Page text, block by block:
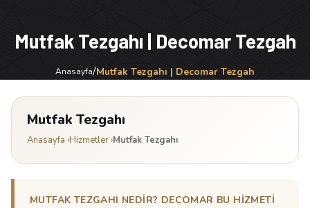
Mutfak Tezgahı | Decomar Tezgah
Anasayfa/Mutfak Tezgahı | Decomar Tezgah
Mutfak Tezgahı
Anasayfa ›Hizmetler›Mutfak Tezgahı
MUTFAK TEZGAHI NEDIR? DECOMAR BU HIZMETI